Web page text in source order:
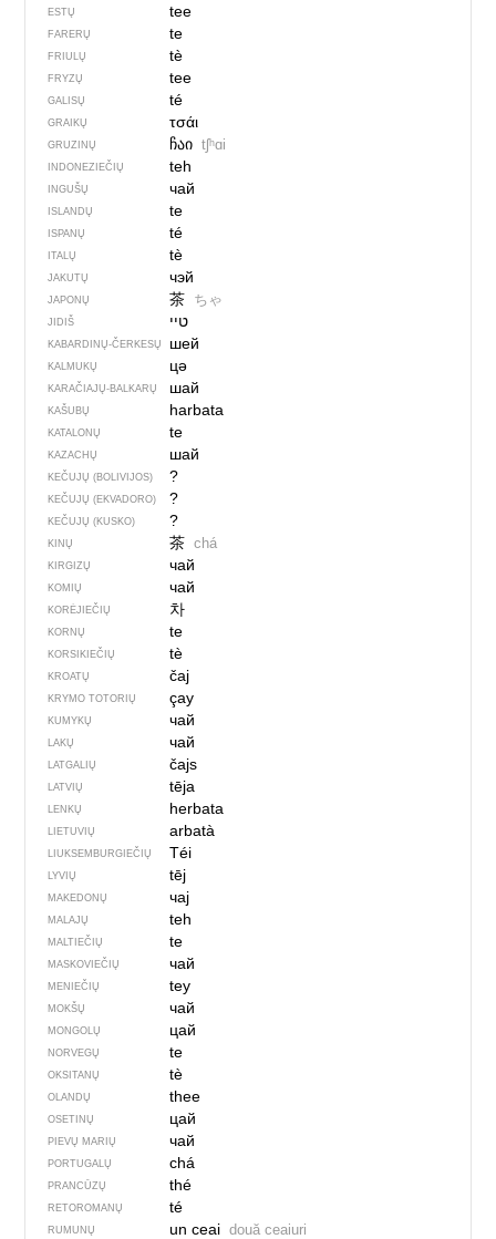
ESTŲ tee
FARERŲ te
FRIULŲ tè
FRYZŲ tee
GALISŲ té
GRAIKŲ τσάι
GRUZINŲ ჩაი tʃʰɑi
INDONEZIEČIŲ teh
INGUŠŲ чай
ISLANDŲ te
ISPANŲ té
ITALŲ tè
JAKUTŲ чэй
JAPONŲ 茶 ちゃ
JIDIŠ טיי
KABARDINŲ-ČERKESŲ шей
KALMUKŲ цә
KARAČIAJŲ-BALKARŲ шай
KAŠUBŲ harbata
KATALONŲ te
KAZACHŲ шай
KEČUJŲ (BOLIVIJOS) ?
KEČUJŲ (EKVADORO) ?
KEČUJŲ (KUSKO) ?
KINŲ 茶 chá
KIRGIZŲ чай
KOMIŲ чай
KORĖJIEČIŲ 차
KORNŲ te
KORSIKIEČIŲ tè
KROATŲ čaj
KRYMO TOTORIŲ çay
KUMYKŲ чай
LAKŲ чай
LATGALIŲ čajs
LATVIŲ tēja
LENKŲ herbata
LIETUVIŲ arbatà
LIUKSEMBURGIEČIŲ Téi
LYVIŲ tēj
MAKEDONŲ чај
MALAJŲ teh
MALTIEČIŲ te
MASKOVIEČIŲ чай
MENIEČIŲ tey
MOKŠŲ чай
MONGOLŲ цай
NORVEGŲ te
OKSITANŲ tè
OLANDŲ thee
OSETINŲ цай
PIEVŲ MARIŲ чай
PORTUGALŲ chá
PRANCŪZŲ thé
RETOROMANŲ té
RUMUNŲ un ceai două ceaiuri